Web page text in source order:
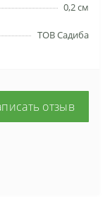
0,2 см
ТОВ Садиба
отзыв